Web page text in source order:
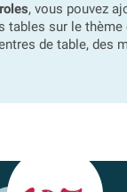
, vous pouvez
sur le thème
de table, des